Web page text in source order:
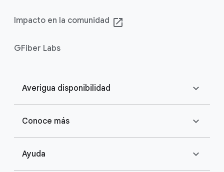
Impacto en la comunidad launch
GFiber Labs
Averigua disponibilidad expand_more
Conoce más expand_more
Ayuda expand_more